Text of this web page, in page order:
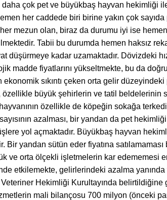
çok pet ve büyükbaş hayvan hekimliği
her caddede biri birine yakın çok
mezun olan, biraz da durumu iyi ise
Tabii bu durumda hemen haksız
düşürmeye kadar uzamaktadır. Dövizdeki
madde fiyatlarını yükseltmekte, bu da
ekonomik sıkıntı çeken orta gelir
özellikle büyük şehirlerin ve tatil beldelerinin
özellikle de köpeğin sokağa
azalması, bir yandan da pet
yol açmaktadır. Büyükbaş hayvan
Bir yandan sütün eder fiyatına
ve orta ölçekli işletmelerin kar edememesi
etkilemekte, gelirlerindeki azalma
Veteriner Hekimliği Kurultayında
mali bilançosu 700 milyon (önceki